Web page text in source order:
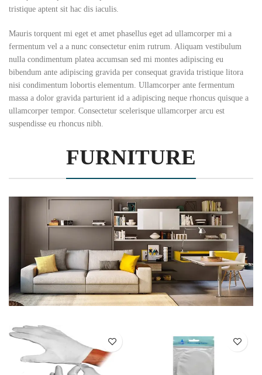
tristique aptent sit hac dis iaculis.
Mauris torquent mi eget et amet phasellus eget ad ullamcorper mi a
fermentum vel a a nunc consectetur enim rutrum. Aliquam vestibulum
nulla condimentum platea accumsan sed mi montes adipiscing eu
bibendum ante adipiscing gravida per consequat gravida tristique litora
nisi condimentum lobortis elementum. Ullamcorper ante fermentum
massa a dolor gravida parturient id a adipiscing neque rhoncus quisque a
ullamcorper tempor. Consectetur scelerisque ullamcorper arcu est
suspendisse eu rhoncus nibh.
FURNITURE